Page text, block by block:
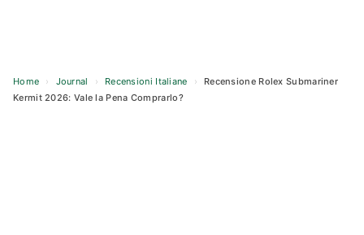
Home › Journal › Recensioni Italiane ›
Recensione Rolex Submariner
Kermit 2026: Vale la Pena Comprarlo?